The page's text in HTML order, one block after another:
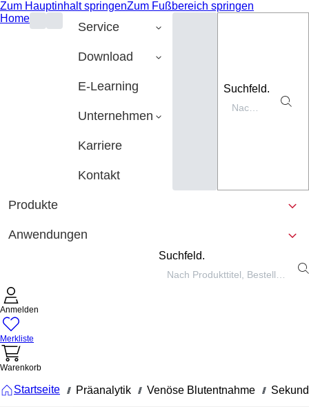
Zum Hauptinhalt springenZum Fußbereich springen
Home
Service
Download
E-Learning
Unternehmen
Karriere
Kontakt
Suchfeld.
Produkte
Anwendungen
Suchfeld.
Anmelden
Merkliste
Warenkorb
Startseite /// Präanalytik /// Venöse Blutentnahme ///